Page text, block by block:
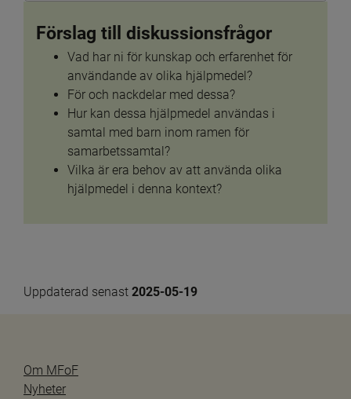
Förslag till diskussionsfrågor
Vad har ni för kunskap och erfarenhet för
användande av olika hjälpmedel?
För och nackdelar med dessa?
Hur kan dessa hjälpmedel användas i
samtal med barn inom ramen för
samarbetssamtal?
Vilka är era behov av att använda olika
hjälpmedel i denna kontext?
Uppdaterad senast 2025-05-19
Om MFoF
Nyheter